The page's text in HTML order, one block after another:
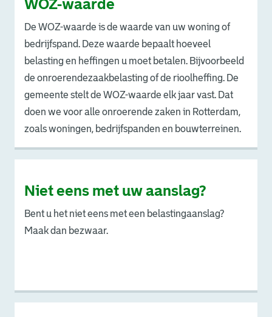
WOZ-waarde
De WOZ-waarde is de waarde van uw woning of
bedrijfspand. Deze waarde bepaalt hoeveel
belasting en heffingen u moet betalen. Bijvoorbeeld
de onroerendezaakbelasting of de rioolheffing. De
gemeente stelt de WOZ-waarde elk jaar vast. Dat
doen we voor alle onroerende zaken in Rotterdam,
zoals woningen, bedrijfspanden en bouwterreinen.
Niet eens met uw aanslag?
Bent u het niet eens met een belastingaanslag?
Maak dan bezwaar.